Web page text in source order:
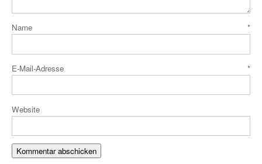
Name *
E-Mail-Adresse *
Website